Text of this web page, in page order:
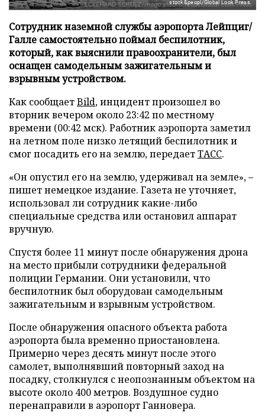
stock&peopl/Global Look Press
Сотрудник наземной службы аэропорта Лейпциг/
Галле самостоятельно поймал беспилотник,
который, как выяснили правоохранители, был
оснащен самодельным зажигательным и
взрывным устройством.
Как сообщаетBild, инцидент произошел во
вторник вечером около 23:42 по местному
времени (00:42 мск). Работник аэропорта заметил
на летном поле низко летящий беспилотник и
смог посадить его на землю, передаетТАСС.
«Он опустил его на землю, удерживал на земле», –
пишет немецкое издание. Газета не уточняет,
использовал ли сотрудник какие-либо
специальные средства или остановил аппарат
вручную.
Спустя более 11 минут после обнаружения дрона
на место прибыли сотрудники федеральной
полиции Германии. Они установили, что
беспилотник был оборудован самодельным
зажигательным и взрывным устройством.
После обнаружения опасного объекта работа
аэропорта была временно приостановлена.
Примерно через десять минут после этого
самолет, выполнявший повторный заход на
посадку, столкнулся с неопознанным объектом на
высоте около 400 метров. Воздушное судно
перенаправили в аэропорт Ганновера.